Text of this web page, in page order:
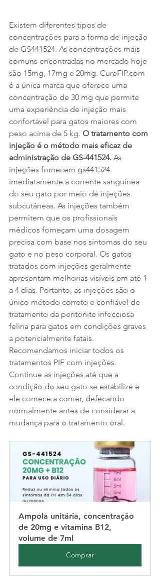
Existem diferentes tipos de
concentrações para a forma de injeção
de GS441524. As concentrações mais
comuns encontradas no mercado hoje
são 15mg, 17mg e 20mg. CureFIP.com
é a única marca que oferece uma
concentração de 30 mg que permite
uma experiência de injeção mais
confortável para gatos maiores com
peso acima de 5 kg. O tratamento com
injeção é o método mais eficaz de
administração de GS-441524. As
injeções fornecem gs441524
imediatamente à corrente sanguínea
do seu gato por meio de injeções
subcutâneas. As injeções também
permitem que os profissionais
médicos forneçam uma dosagem
precisa com base nos sintomas do seu
gato e no peso corporal. Os gatos
tratados com injeções geralmente
apresentam melhorias visíveis em até 1
a 4 dias. Portanto, as injeções são o
único método correto e confiável de
tratamento da peritonite infecciosa
felina para gatos em condições graves
a potencialmente fatais.
Recomendamos iniciar todos os
tratamentos PIF com injeções.
Continue as injeções até que a
condição do seu gato se estabilize e
ele comece a comer, defecando
normalmente antes de considerar a
mudança para o tratamento oral.
Ampola unitária, concentração
de 20mg e vitamina B12,
volume de 7ml
Comprar